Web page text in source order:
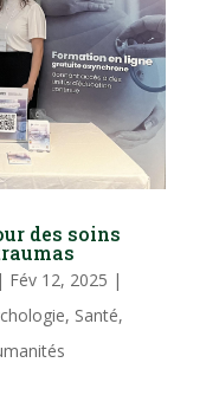
des soins
| Fév 12, 2025 |
, Santé,